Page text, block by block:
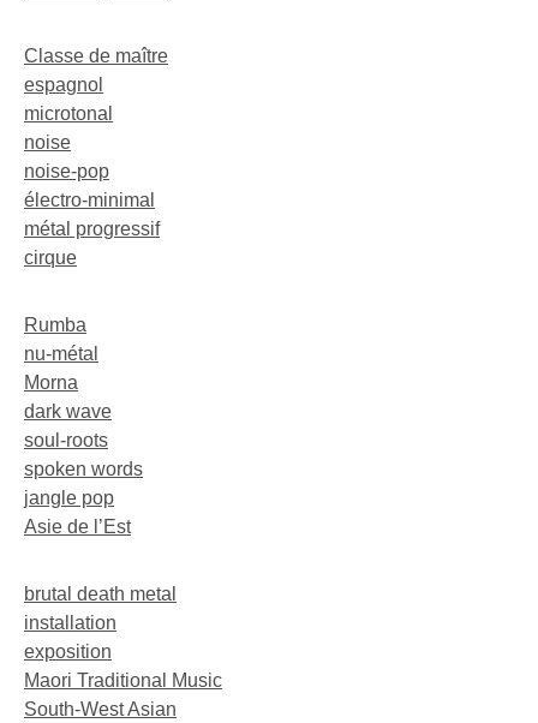
Classe de maître
espagnol
microtonal
noise
noise-pop
électro-minimal
métal progressif
cirque
Rumba
nu-métal
Morna
dark wave
soul-roots
spoken words
jangle pop
Asie de l’Est
brutal death metal
installation
exposition
Maori Traditional Music
South-West Asian